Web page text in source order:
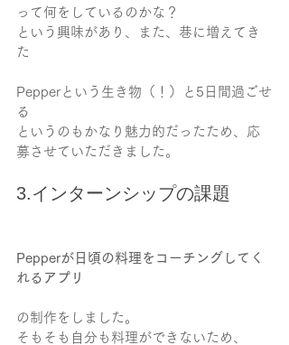
って何をしているのかな？
という興味があり、また、巷に増えてき
た
Pepperという生き物（！）と5日間過ごせ
る
というのもかなり魅力的だったため、応
募させていただきました。
3.インターンシップの課題
Pepperが日頃の料理をコーチングしてく
れるアプリ
の制作をしました。
そもそも自分も料理ができないため、